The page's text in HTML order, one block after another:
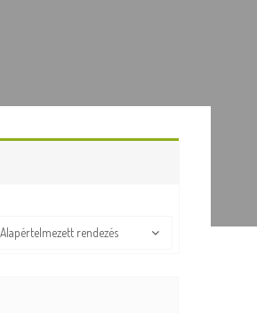
Alapértelmezett rendezés